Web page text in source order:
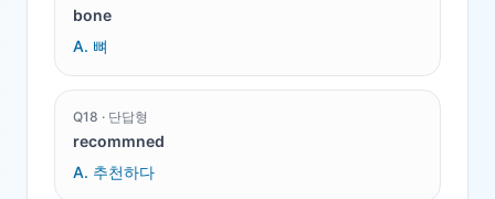
bone
A. 뼈
Q18 · 단답형
recommned
A. 추천하다